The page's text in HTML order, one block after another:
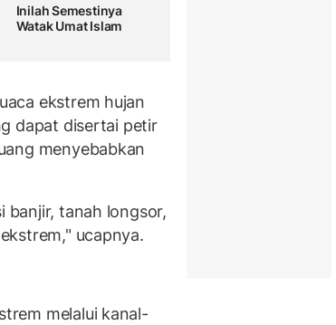
Inilah Semestinya
Watak Umat Islam
ekstrem hujan
dapat disertai petir
menyebabkan
banjir, tanah longsor,
ucapnya.
melalui kanal-